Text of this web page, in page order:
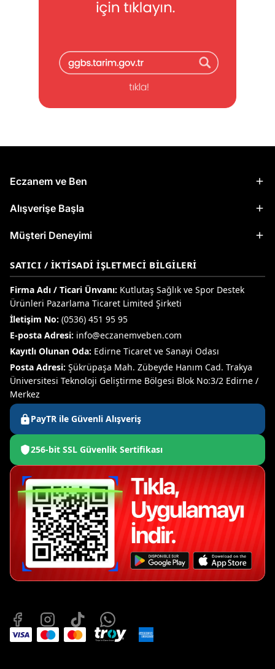
Eczanem ve Ben
Alışverişe Başla
Müşteri Deneyimi
SATICI / İKTISADI İŞLETMECI BILGILERI
Firma Adı / Ticari Ünvanı: Kutlutaş Sağlık ve Spor Destek
Ürünleri Pazarlama Ticaret Limited Şirketi
İletişim No: (0536) 451 95 95
E-posta Adresi: info@eczanemveben.com
Kayıtlı Olunan Oda: Edirne Ticaret ve Sanayi Odası
Posta Adresi: Şükrüpaşa Mah. Zübeyde Hanım Cad. Trakya
Üniversitesi Teknoloji Geliştirme Bölgesi Blok No:3/2 Edirne /
Merkez
PayTR ile Güvenli Alışveriş
256-bit SSL Güvenlik Sertifikası